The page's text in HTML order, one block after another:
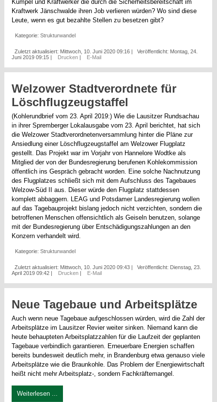
Kumpel und Kraftwerker die durch die Sicherheitsbereitschaft im
Kraftwerk Jänschwalde ihren Job verlieren würden? Wo sind diese
Leute, wenn es gut bezahlte Stellen zu besetzen gibt?
Kategorie:Strukturwandel
Zuletzt aktualisiert: Mittwoch, 10. Juni 2020 09:16 |
Veröffentlicht: Montag, 24.
Juni 2019 09:15 | Drucken | E-Mail
Welzower Stadtverordnete für
Löschflugzeugstaffel
(Kohlerundbrief vom 23. April 2019:) Wie die Lausitzer Rundsachau
in ihrer Spremberger Lokalausgabe vom 23. April berichtet, hat sich
die Welzower Stadtverordnetenversammlung hinter die Pläne zur
Ansiedlung einer Löschflugzeugstaffel am Welzower Flugplatz
gestellt. Das Projekt war im Vorjahr von Hannelore Wodtke als
Mitglied der von der Bundesregierung berufenen Kohlekommission
öffentlich ins Gespräch gebracht worden. Eine solche Nachnutzung
des Flugplatzes schließt sich mit dem Aufschluss des Tagebaues
Welzow-Süd II aus. Dieser würde den Flugplatz stattdessen
komplett abbaggern. LEAG und Potsdamer Landesregierung wollen
auf das Tagebauprojekt bislang jedoch nicht verzichten, sondern die
betroffenen Menschen offensichtlich als Geiseln benutzen, solange
mit der Bundesregierung über Entschädigungszahlungen an den
Konzern verhandelt wird.
Kategorie:Strukturwandel
Zuletzt aktualisiert: Mittwoch, 10. Juni 2020 09:43 |
Veröffentlicht: Dienstag, 23.
April 2019 09:42 | Drucken | E-Mail
Neue Tagebaue und Arbeitsplätze
Auch wenn neue Tagebaue aufgeschlossen würden, wird die Zahl der
Arbeitsplätze im Lausitzer Revier weiter sinken. Niemand kann die
heute behaupteten Arbeitsplatzzahlen für die Laufzeit der geplanten
Tagebaue verbindlich garantieren. Erneuerbare Energien schaffen
bereits bundesweit deutlich mehr, in Brandenburg etwa genauso viele
Arbeitsplätze wie die Braunkohle. Das Problem der Energiewirtschaft
heißt nicht mehr Arbeitsplatz-, sondern Fachkräftemangel.
Weiterlesen ...